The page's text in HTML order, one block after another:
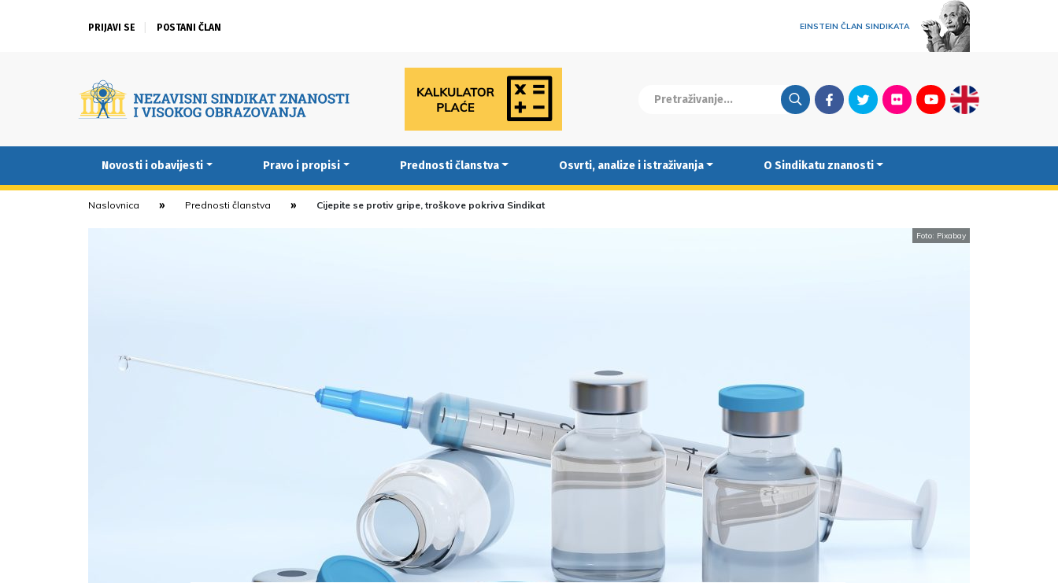
PRIJAVI SE POSTANI ČLAN EINSTEIN ČLAN SINDIKATA
FacebookTwitterFlickrYoutubeEnglish
Novosti i obavijesti Pravo i propisi Prednosti članstva Osvrti, analize i istraživanja O Sindikatu znanosti
Naslovnica Prednosti članstva Cijepite se protiv gripe, troškove pokriva Sindikat
Foto: Pixabay